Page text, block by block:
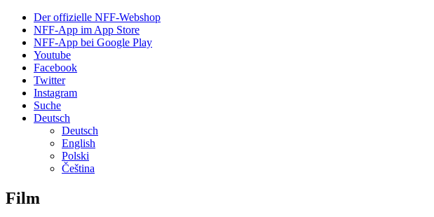
Der offizielle NFF-Webshop
NFF-App im App Store
NFF-App bei Google Play
Youtube
Facebook
Twitter
Instagram
Suche
Deutsch
Deutsch
English
Polski
Čeština
Film